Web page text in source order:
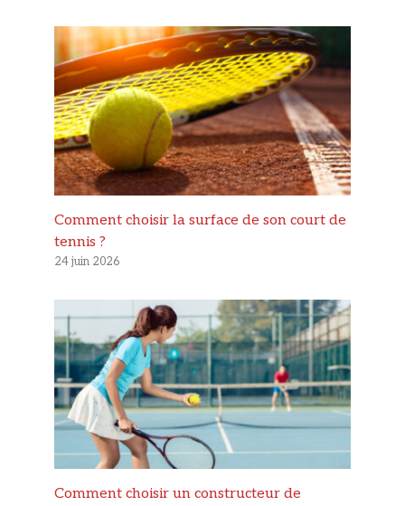
Comment choisir la surface de son court de
tennis ?
24 juin 2026
Comment choisir un constructeur de